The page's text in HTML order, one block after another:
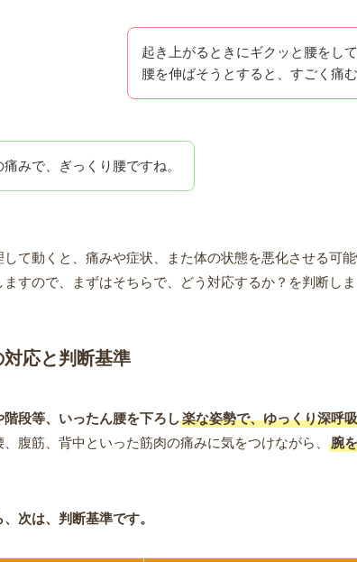
起き上がるときにギクッと腰をして
腰を伸ばそうとすると、すごく痛む
みで、ぎっくり腰ですね。
て動くと、痛みや症状、また体の状態を悪化させる可能
すので、まずはそちらで、どう対応するか？を判断しま
応と判断基準
段等、いったん腰を下ろし楽な姿勢で、ゆっくり深呼
腹筋、背中といった筋肉の痛みに気をつけながら、
腕
次は、判断基準です。